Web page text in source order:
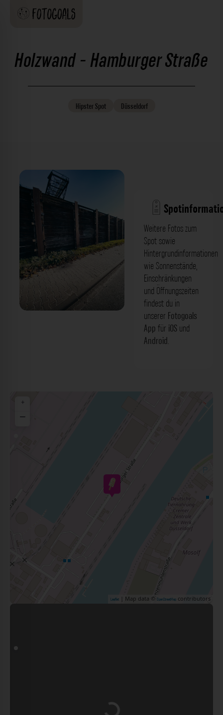
Holzwand - Hamburger Straße
HipsterSpot Düsseldorf
Weitere Fotos zum
Spot sowie
Hintergrundinformationen
wie Sonnenstände,
Einschränkungen
und Öffnungszeiten
findest du in
unserer Fotogoals
App für iOS und
Android.
+
−
Leaflet | Map data © OpenStreetMap contributors
Wird geladen …